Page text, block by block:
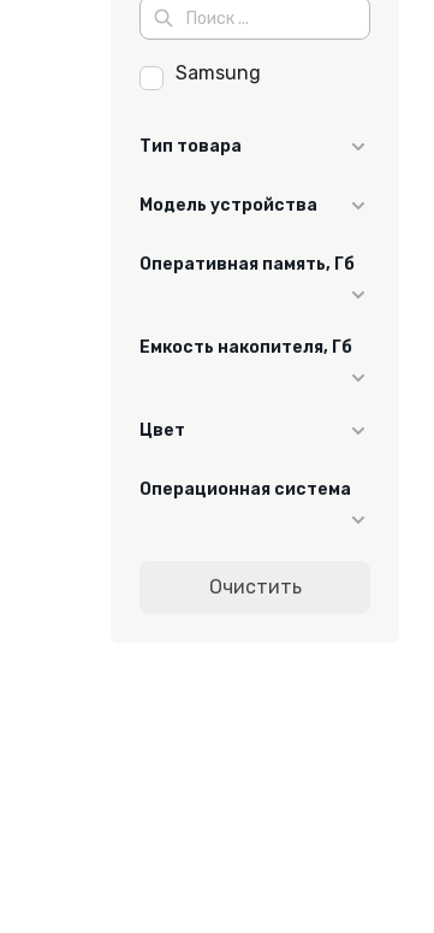
Samsung
Тип товара
Модель устройства
Оперативная память, Гб
Емкость накопителя, Гб
Цвет
Операционная система
Очистить